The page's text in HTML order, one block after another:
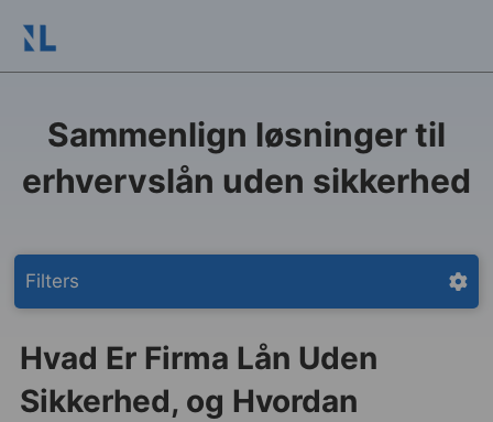
Sammenlign løsninger til
erhvervslån uden sikkerhed
Filters
Hvad Er Firma Lån Uden
Sikkerhed, og Hvordan